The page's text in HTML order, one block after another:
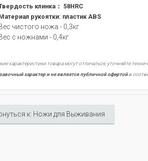
клинка： 58HRC
рукоятки: пластик ABS
чистого ножа - 0,3кг
с ножнами - 0,4кг
характеристики товара могут отличаться, уточняйте
характер и не является публичной офертойв
к: Ножи для Выживания